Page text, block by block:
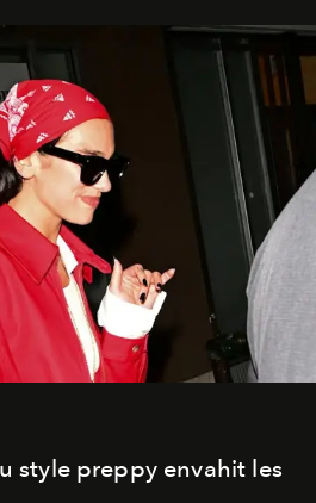
style preppy envahit les